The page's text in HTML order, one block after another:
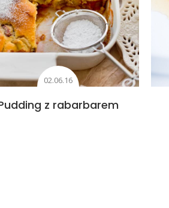
02.06.16
z rabarbarem